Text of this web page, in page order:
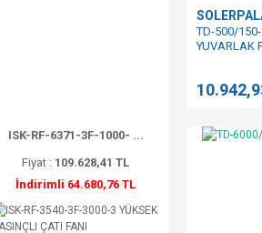
ISK-RF-6371-3F-1000- ...
Fiyat : 109.628,41 TL
İndirimli 64.680,76 TL
TD-500/
YUVARLAK